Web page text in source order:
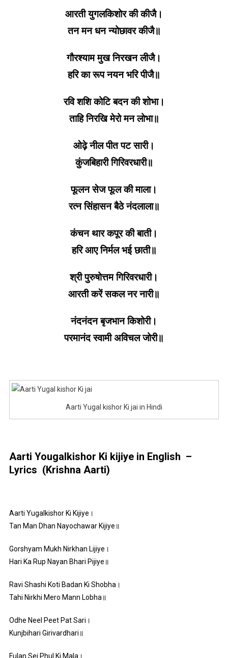
Ki
In
आरती युगलकिशोर की कीजै।
तन मन धन न्योछावर कीजै॥
गौरश्याम मुख निरखन लीजै।
हरि का रूप नयन भरि पीजै॥
रवि शशि कोटि बदन की शोभा।
ताहि निरखि मेरो मन लोभा॥
ओढ़े नील पीत पट सारी।
कुंजबिहारी गिरिवरधारी॥
फूलन सेज फूल की माला।
रत्न सिंहासन बैठे नंदलाला॥
कंचन थार कपूर की बाती।
हरि आए निर्मल भई छाती॥
श्री पुरुषोत्तम गिरिवरधारी।
आरती करें सकल नर नारी॥
नंदनंदन बृजभान किशोरी।
परमानंद स्वामी अविचल जोरी॥
Aarti Yugal kishor Ki jai in Hindi
Aarti Yougalkishor Ki kijiye in English –
Lyrics (Krishna Aarti)
Aarti Yugalkishor Ki Kijiye।
Tan Man Dhan Nayochawar Kijiye॥
Gorshyam Mukh Nirkhan Lijiye।
Hari Ka Rup Nayan Bhari Pijiye॥
Ravi Shashi Koti Badan Ki Shobha।
Tahi Nirkhi Mero Mann Lobha॥
Odhe Neel Peet Pat Sari।
Kunjbihari Girivardhari॥
Fulan Sej Phul Ki Mala।